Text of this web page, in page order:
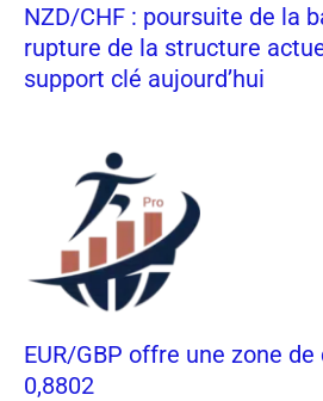
NZD/CHF : poursuite de la
rupture de la structure
support clé aujourd’hui
EUR/GBP offre une zone
0,8802